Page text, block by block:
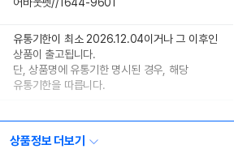
유통기한이 최소 2026.12.04이거나 그 이후인
상품이 출고됩니다.
단, 상품명에 유통기한 명시된 경우, 해당
유통기한을 따릅니다.
상품정보 더보기